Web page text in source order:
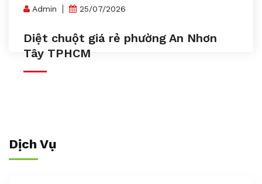
Admin 25/07/2026
Diệt chuột giá rẻ phường An Nhơn
Tây TPHCM
Dịch Vụ